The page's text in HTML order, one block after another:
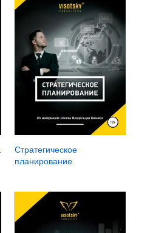
Стратегическое
планирование